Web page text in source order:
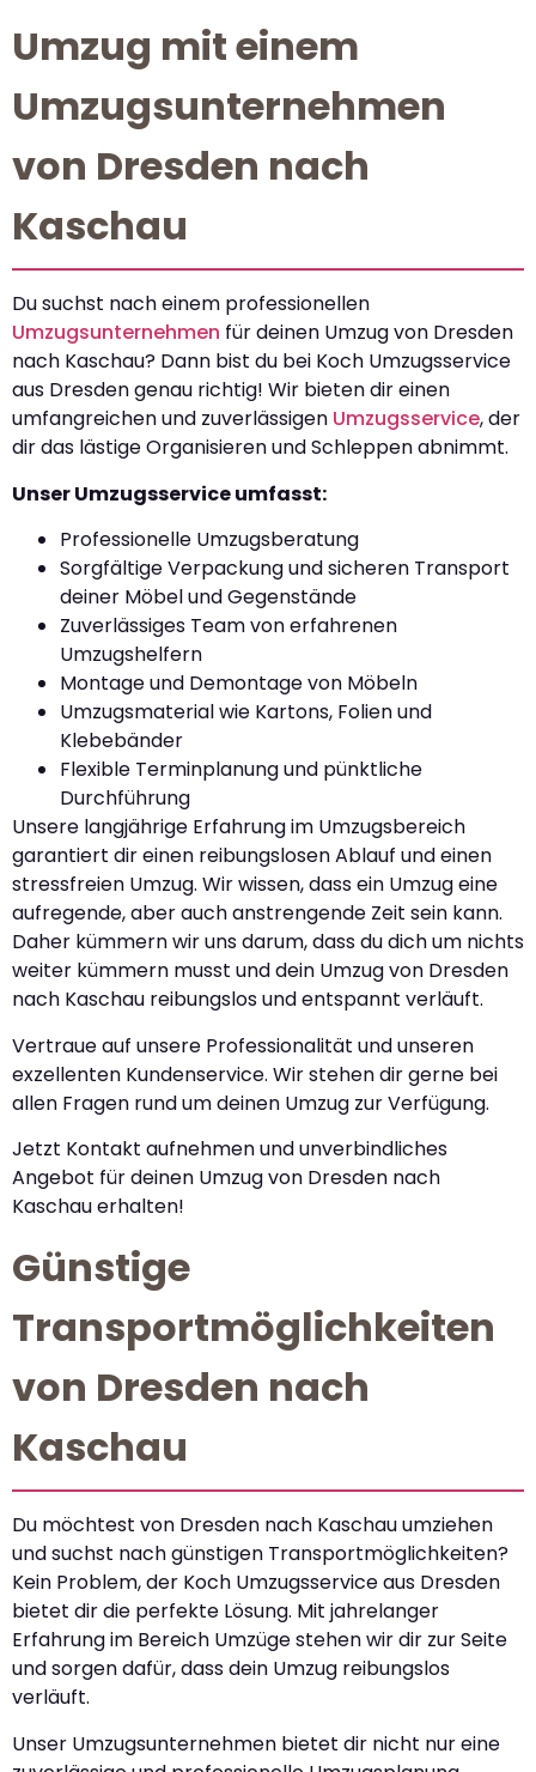
Umzug mit einem
Umzugsunternehmen
von Dresden nach
Kaschau
Du suchst nach einem professionellen
Umzugsunternehmen für deinen Umzug von Dresden
nach Kaschau? Dann bist du bei Koch Umzugsservice
aus Dresden genau richtig! Wir bieten dir einen
umfangreichen und zuverlässigen Umzugsservice, der
dir das lästige Organisieren und Schleppen abnimmt.
Unser Umzugsservice umfasst:
Professionelle Umzugsberatung
Sorgfältige Verpackung und sicheren Transport
deiner Möbel und Gegenstände
Zuverlässiges Team von erfahrenen
Umzugshelfern
Montage und Demontage von Möbeln
Umzugsmaterial wie Kartons, Folien und
Klebebänder
Flexible Terminplanung und pünktliche
Durchführung
Unsere langjährige Erfahrung im Umzugsbereich
garantiert dir einen reibungslosen Ablauf und einen
stressfreien Umzug. Wir wissen, dass ein Umzug eine
aufregende, aber auch anstrengende Zeit sein kann.
Daher kümmern wir uns darum, dass du dich um nichts
weiter kümmern musst und dein Umzug von Dresden
nach Kaschau reibungslos und entspannt verläuft.
Vertraue auf unsere Professionalität und unseren
exzellenten Kundenservice. Wir stehen dir gerne bei
allen Fragen rund um deinen Umzug zur Verfügung.
Jetzt Kontakt aufnehmen und unverbindliches
Angebot für deinen Umzug von Dresden nach
Kaschau erhalten!
Günstige
Transportmöglichkeiten
von Dresden nach
Kaschau
Du möchtest von Dresden nach Kaschau umziehen
und suchst nach günstigen Transportmöglichkeiten?
Kein Problem, der Koch Umzugsservice aus Dresden
bietet dir die perfekte Lösung. Mit jahrelanger
Erfahrung im Bereich Umzüge stehen wir dir zur Seite
und sorgen dafür, dass dein Umzug reibungslos
verläuft.
Unser Umzugsunternehmen bietet dir nicht nur eine